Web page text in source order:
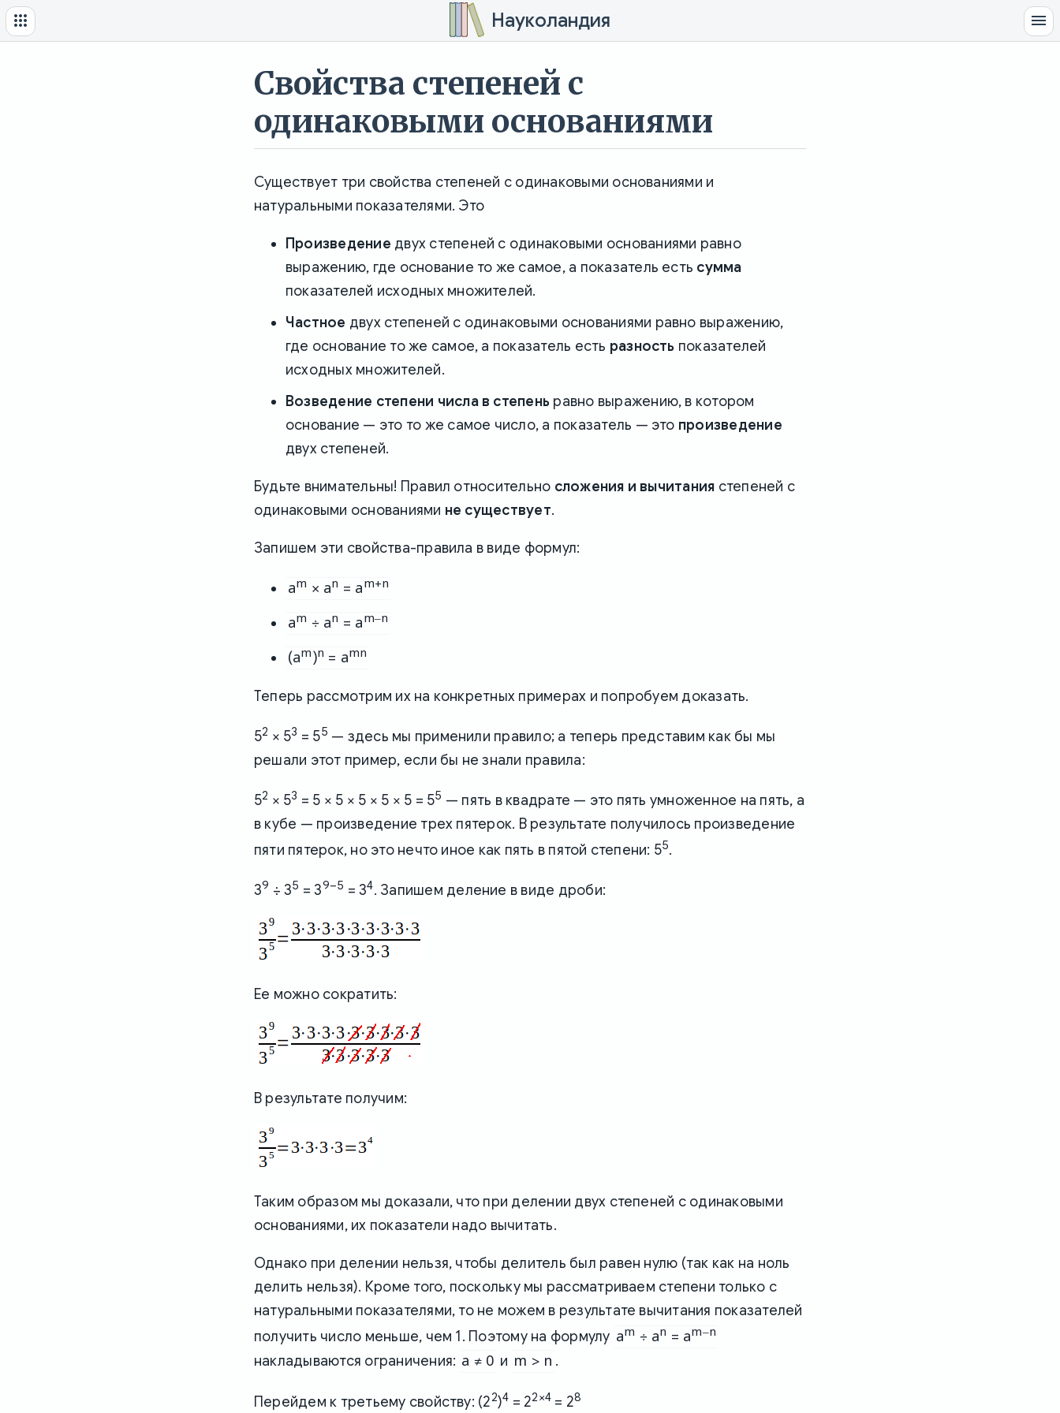
Науколандия
Свойства степеней с
одинаковыми основаниями
Существует три свойства степеней с одинаковыми основаниями и
натуральными показателями. Это
Произведение двух степеней с одинаковыми основаниями равно
выражению, где основание то же самое, а показатель есть сумма
показателей исходных множителей.
Частное двух степеней с одинаковыми основаниями равно выражению,
где основание то же самое, а показатель есть разность показателей
исходных множителей.
Возведение степени числа в степень равно выражению, в котором
основание — это то же самое число, а показатель — это произведение
двух степеней.
Будьте внимательны! Правил относительно сложения и вычитания степеней с
одинаковыми основаниями не существует.
Запишем эти свойства-правила в виде формул:
am × an = am+n
am ÷ an = am–n
(am)n = amn
Теперь рассмотрим их на конкретных примерах и попробуем доказать.
52 × 53 = 55 — здесь мы применили правило; а теперь представим как бы мы
решали этот пример, если бы не знали правила:
52 × 53 = 5 × 5 × 5 × 5 × 5 = 55 — пять в квадрате — это пять умноженное на пять, а
в кубе — произведение трех пятерок. В результате получилось произведение
пяти пятерок, но это нечто иное как пять в пятой степени: 55.
39 ÷ 35 = 39–5 = 34. Запишем деление в виде дроби:
Ее можно сократить:
В результате получим:
Таким образом мы доказали, что при делении двух степеней с одинаковыми
основаниями, их показатели надо вычитать.
Однако при делении нельзя, чтобы делитель был равен нулю (так как на ноль
делить нельзя). Кроме того, поскольку мы рассматриваем степени только с
натуральными показателями, то не можем в результате вычитания показателей
получить число меньше, чем 1. Поэтому на формулу am ÷ an = am–n
накладываются ограничения: a ≠ 0 и m > n .
Перейдем к третьему свойству: (22)4 = 22×4 = 28